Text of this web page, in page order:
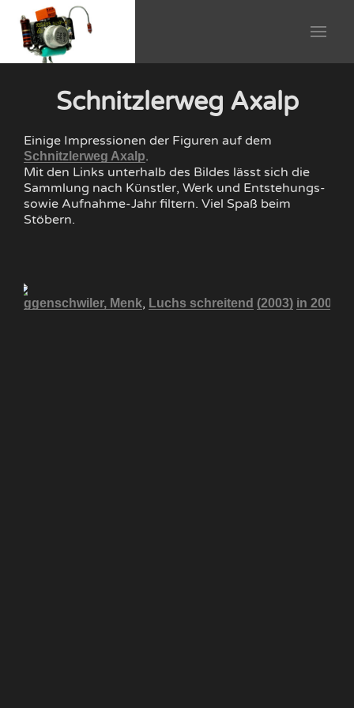
Schnitzlerweg Axalp
Einige Impressionen der Figuren auf dem
Schnitzlerweg Axalp.
Mit den Links unterhalb des Bildes lässt sich die
Sammlung nach Künstler, Werk und Entstehungs-
sowie Aufnahme-Jahr filtern. Viel Spaß beim
Stöbern.
Eggenschwiler, Menk, Luchs schreitend (2003) in 2005